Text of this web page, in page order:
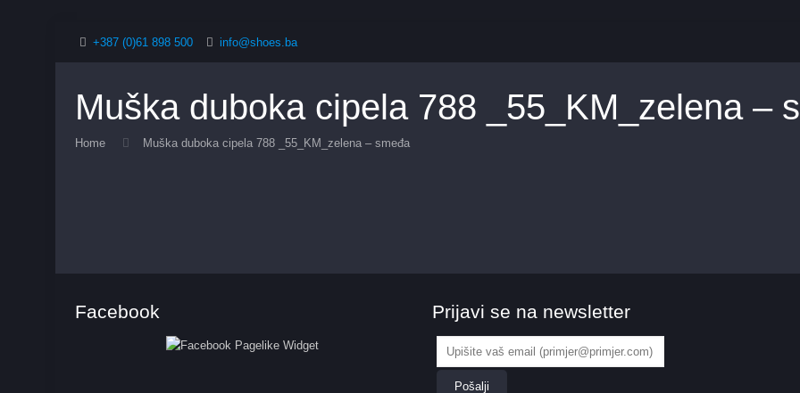
+387 (0)61 898 500 info@shoes.ba
Muška duboka cipela 788 _55_KM_zelena –
Home Muška duboka cipela 788 _55_KM_zelena – smeđa
Facebook Prijavi se na newsletter